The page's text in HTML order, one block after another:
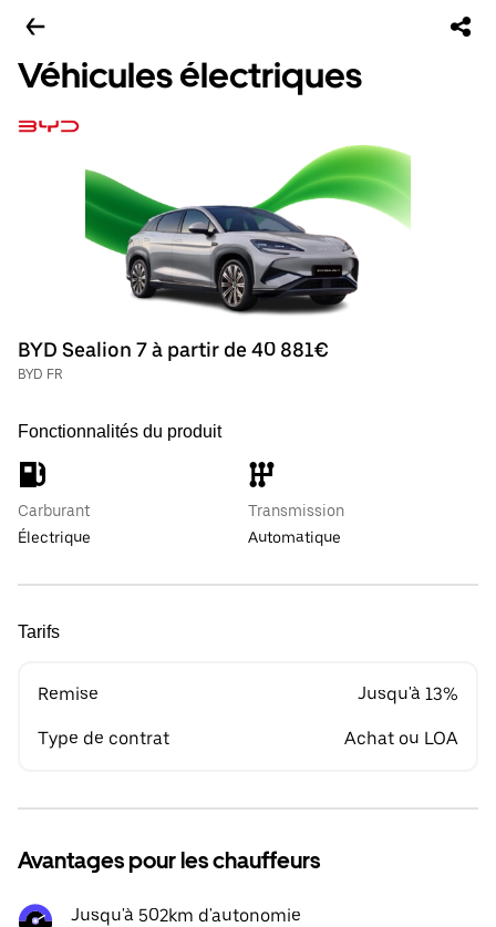
Véhicules électriques
BYD Sealion 7 à partir de 40 881€
BYD FR
Fonctionnalités du produit
Carburant
Électrique
Transmission
Automatique
Tarifs
Remise Jusqu'à 13%
Type de contrat Achat ou LOA
Avantages pour les chauffeurs
Jusqu'à 502km d'autonomie